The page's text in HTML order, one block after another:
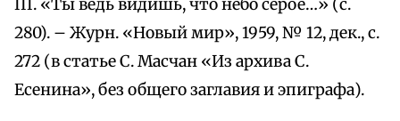
III. «Ты ведь видишь, что небо серое…» (с.
280). – Журн. «Новый мир», 1959, № 12, дек., с.
272 (в статье С. Масчан «Из архива С.
Есенина», без общего заглавия и эпиграфа).